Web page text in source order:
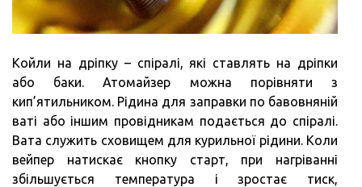
Койли на дріпку – спіралі, які ставлять на дріпки
або баки. Атомайзер можна порівняти з
кип’ятильником. Рідина для заправки по бавовняній
ваті або іншим провідникам подається до спіралі.
Вата служить сховищем для курильної рідини. Коли
вейпер натискає кнопку старт, при нагріванні
збільшується температура і зростає тиск,